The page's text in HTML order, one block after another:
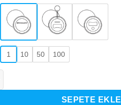
1 10 50 100
Kudüs Temalı Rozet adet
SEPETE EKLE